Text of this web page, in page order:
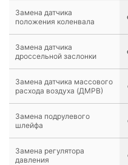
Замена датчика
положения коленвала
Замена датчика
дроссельной заслонки
Замена датчика массового
расхода воздуха (ДМРВ)
Замена подрулевого
шлейфа
Замена регулятора
давления